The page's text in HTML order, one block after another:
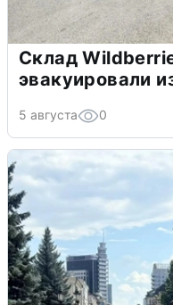
Склад
эвакуировали
5 августа 0